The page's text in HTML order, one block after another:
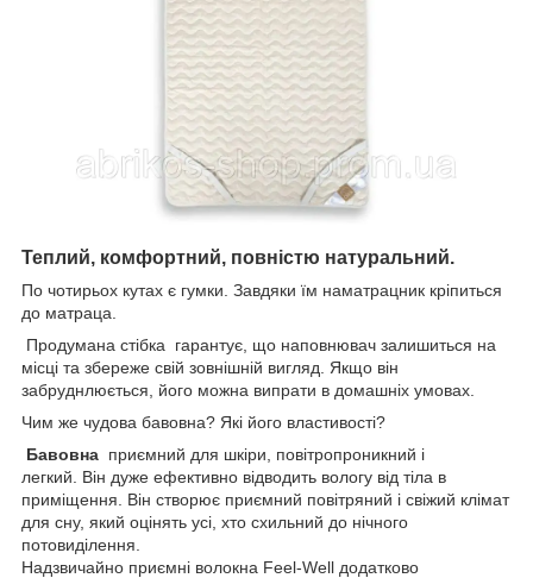
Теплий, комфортний, повністю натуральний.
По чотирьох кутах є гумки. Завдяки їм наматрацник кріпиться
до матраца.
Продумана стібка гарантує, що наповнювач залишиться на
місці та збереже свій зовнішній вигляд. Якщо він
забруднлюється, його можна випрати в домашніх умовах.
Чим же чудова бавовна? Які його властивості?
Бавовна приємний для шкіри, повітропроникний і
легкий. Він дуже ефективно відводить вологу від тіла в
приміщення. Він створює приємний повітряний і свіжий клімат
для сну, який оцінять усі, хто схильний до нічного
потовиділення.
Надзвичайно приємні волокна Feel-Well додатково